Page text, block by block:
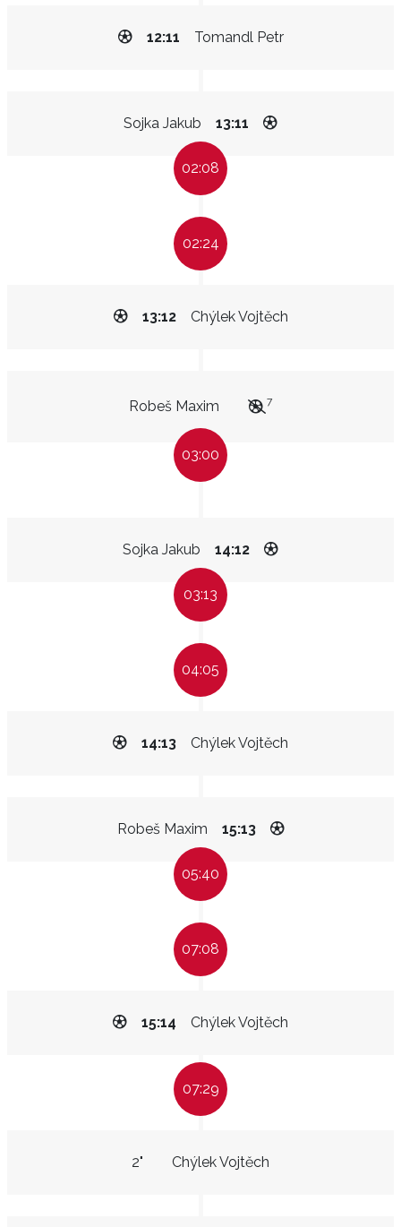
Tomandl Petr
12:11
Sojka Jakub 13:11
02:08
02:24
Chýlek Vojtěch
13:12
Robeš Maxim 7
03:00
Sojka Jakub 14:12
03:13
04:05
Chýlek Vojtěch
14:13
Robeš Maxim 15:13
05:40
07:08
Chýlek Vojtěch
15:14
07:29
Chýlek Vojtěch
2"